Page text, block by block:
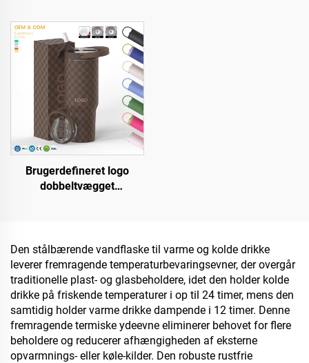
med Lættæt Låg Straw &
Håndtag til Rejse
Brugerdefineret logo
dobbeltvægget
varme og kolde drikke
Den stålbærende vandflaske til varme og kolde drikke
leverer fremragende temperaturbevaringsevner, der overgår
traditionelle plast- og glasbeholdere, idet den holder kolde
drikke på friskende temperaturer i op til 24 timer, mens den
samtidig holder varme drikke dampende i 12 timer. Denne
fremragende termiske ydeevne eliminerer behovet for flere
beholdere og reducerer afhængigheden af eksterne
opvarmnings- eller køle-kilder. Den robuste rustfrie